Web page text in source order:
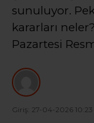
sunuluyor.
kararları
Pazartesi
Giriş: 27-04-2026 10:23